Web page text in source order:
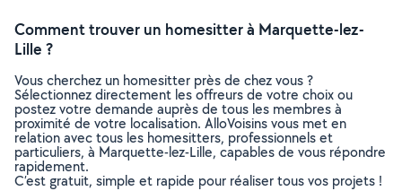
Comment trouver un homesitter à Marquette-lez-
Lille ?
Vous cherchez un homesitter près de chez vous ?
Sélectionnez directement les offreurs de votre choix ou
postez votre demande auprès de tous les membres à
proximité de votre localisation. AlloVoisins vous met en
relation avec tous les homesitters, professionnels et
particuliers, à Marquette-lez-Lille, capables de vous répondre
rapidement.
C’est gratuit, simple et rapide pour réaliser tous vos projets !